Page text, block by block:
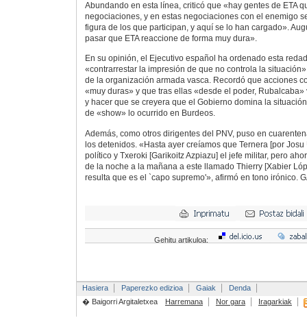
Abundando en esta línea, criticó que «hay gentes de ETA
negociaciones, y en estas negociaciones con el enemigo
figura de los que participan, y aquí se lo han cargado».
pasar que ETA reaccione de forma muy dura».
En su opinión, el Ejecutivo español ha ordenado esta
«contrarrestar la impresión de que no controla la
de la organización armada vasca. Recordó que acciones
«muy duras» y que tras ellas «desde el poder,
y hacer que se creyera que el Gobierno domina la
de «show» lo ocurrido en Burdeos.
Además, como otros dirigentes del PNV, puso en
los detenidos. «Hasta ayer creíamos que Ternera [por
político y Txeroki [Garikoitz Azpiazu] el jefe militar, pero
de la noche a la mañana a este llamado Thierry [Xabier
resulta que es el `capo supremo'», afirmó en tono irónico.
Gehitu artikuloa:
Hasiera Paperezko edizioa Gaiak
Denda
� Baigorri Argitaletxea
Harremana Nor gara Iragarkiak